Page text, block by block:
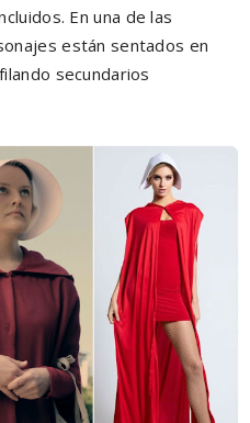
En una de las
están sentados en
secundarios